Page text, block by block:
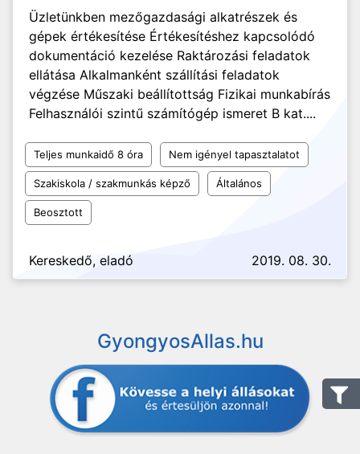
Üzletünkben mezőgazdasági alkatrészek és
gépek értékesítése Értékesítéshez kapcsolódó
dokumentáció kezelése Raktározási feladatok
ellátása Alkalmanként szállítási feladatok
végzése Műszaki beállítottság Fizikai munkabírás
Felhasználói szintű számítógép ismeret B kat....
Teljes munkaidő 8 óra Nem igényel tapasztalatot
Szakiskola / szakmunkás képző Általános
Beosztott
Kereskedő, eladó 2019. 08. 30.
GyongyosAllas.hu